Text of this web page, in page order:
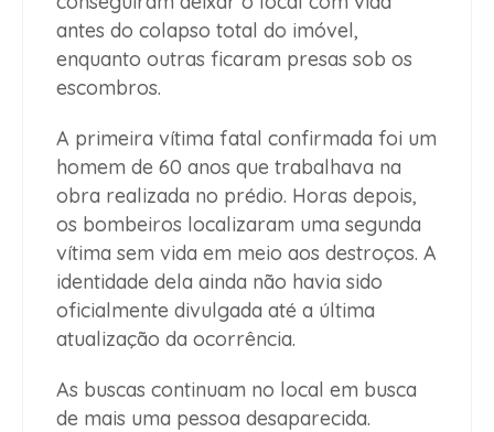
antes do colapso total do imóvel,
enquanto outras ficaram presas sob os
escombros.
A primeira vítima fatal confirmada foi um
homem de 60 anos que trabalhava na
obra realizada no prédio. Horas depois,
os bombeiros localizaram uma segunda
vítima sem vida em meio aos destroços. A
identidade dela ainda não havia sido
oficialmente divulgada até a última
atualização da ocorrência.
As buscas continuam no local em busca
de mais uma pessoa desaparecida.